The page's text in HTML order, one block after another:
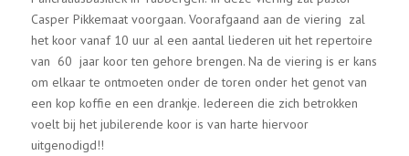
Casper Pikkemaat voorgaan. Voorafgaand aan de viering zal
het koor vanaf 10 uur al een aantal liederen uit het repertoire
van 60 jaar koor ten gehore brengen. Na de viering is er kans
om elkaar te ontmoeten onder de toren onder het genot van
een kop koffie en een drankje. Iedereen die zich betrokken
voelt bij het jubilerende koor is van harte hiervoor
uitgenodigd!!